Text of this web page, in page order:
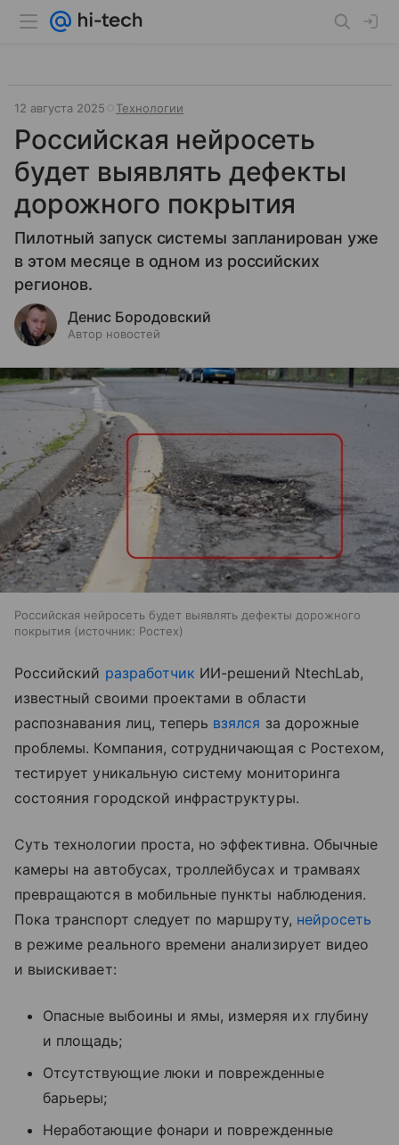
12 августа 2025 Технологии
Российская нейросеть
будет выявлять дефекты
дорожного покрытия
Пилотный запуск системы запланирован уже
в этом месяце в одном из российских
регионов.
Денис Бородовский
Автор новостей
Российская нейросеть будет выявлять дефекты дорожного
покрытия
источник: Ростех
Российский разработчик ИИ-решений NtechLab,
известный своими проектами в области
распознавания лиц, теперь взялся за дорожные
проблемы. Компания, сотрудничающая с Ростехом,
тестирует уникальную систему мониторинга
состояния городской инфраструктуры.
Суть технологии проста, но эффективна. Обычные
камеры на автобусах, троллейбусах и трамваях
превращаются в мобильные пункты наблюдения.
Пока транспорт следует по маршруту, нейросеть
в режиме реального времени анализирует видео
и выискивает:
Опасные выбоины и ямы, измеряя их глубину
и площадь;
Отсутствующие люки и поврежденные
барьеры;
Неработающие фонари и поврежденные